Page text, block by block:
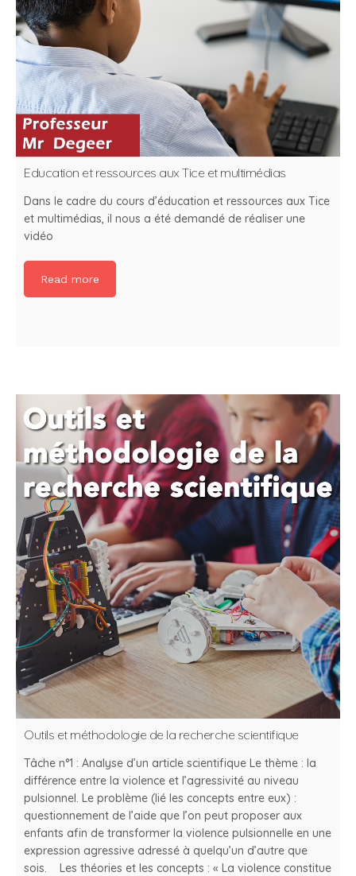
Education et ressources aux Tice et multimédias
Dans le cadre du cours d’éducation et ressources aux Tice
et multimédias, il nous a été demandé de réaliser une
vidéo
Read more
Outils et méthodologie de la recherche scientifique
Tâche n°1 : Analyse d’un article scientifique Le thème : la
différence entre la violence et l’agressivité au niveau
pulsionnel. Le problème (lié les concepts entre eux) :
questionnement de l’aide que l’on peut proposer aux
enfants afin de transformer la violence pulsionnelle en une
expression agressive adressé à quelqu’un d’autre que
sois. Les théories et les concepts : « La violence constitue